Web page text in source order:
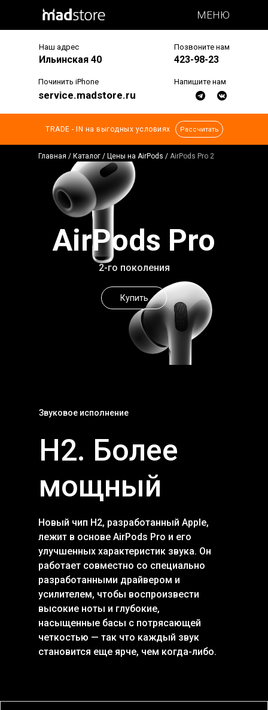
МЕНЮ
423-98-23
Позвоните нам
Ильинская 40
Наш адрес
service.madstore.ru
Починить iPhone Напишите нам
TRADE - IN на выгодных условиях Рассчитать
Главная / Каталог / Цены на AirPods / AirPods Pro 2
Купить
AirPods Pro
2-го поколения
H2. Более
мощный
Звуковое исполнение
Новый чип H2, разработанный Apple,
лежит в основе AirPods Pro и его
улучшенных характеристик звука. Он
работает совместно со специально
разработанными драйвером и
усилителем, чтобы воспроизвести
высокие ноты и глубокие,
насыщенные басы с потрясающей
четкостью — так что каждый звук
становится еще ярче, чем когда-либо.